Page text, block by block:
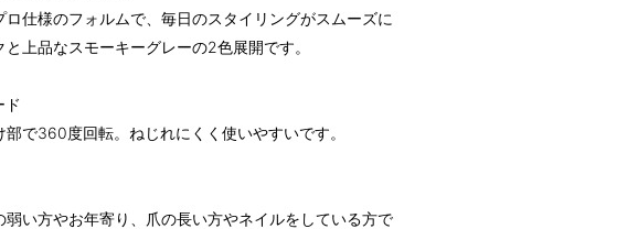
仕様のフォルムで、毎日のスタイリングがスムーズに
上品なスモーキーグレーの2色展開です。
ド
で360度回転。ねじれにくく使いやすいです。
弱い方やお年寄り、爪の長い方やネイルをしている方で